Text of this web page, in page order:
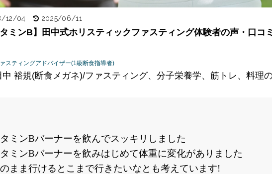
12/04 2025/06/11
タミンB】田中式ホリスティックファスティング体験者の声・口コミ
スティングアドバイザー(1級断食指導者)
中 裕規(断食メガネ)/ファスティング、分子栄養学、筋トレ、料理
ミンBバーナーを飲んでスッキリしました
ミンBバーナーを飲みはじめて体重に変化がありました
まま行けるとこまで行きたいなとも考えています!